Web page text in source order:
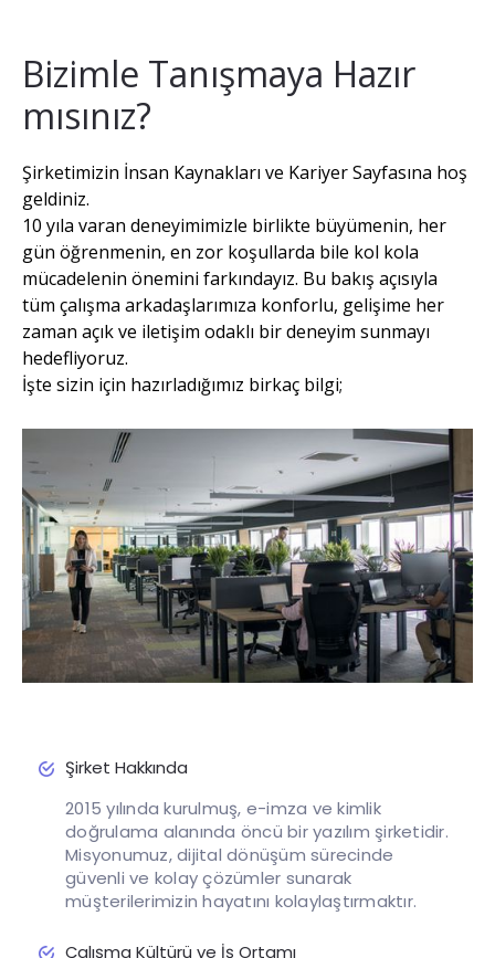
Bizimle Tanışmaya Hazır
mısınız?
Şirketimizin İnsan Kaynakları ve Kariyer Sayfasına hoş
geldiniz.
10 yıla varan deneyimimizle birlikte büyümenin, her
gün öğrenmenin, en zor koşullarda bile kol kola
mücadelenin önemini farkındayız. Bu bakış açısıyla
tüm çalışma arkadaşlarımıza konforlu, gelişime her
zaman açık ve iletişim odaklı bir deneyim sunmayı
hedefliyoruz.
İşte sizin için hazırladığımız birkaç bilgi;
Şirket Hakkında
2015 yılında kurulmuş, e-imza ve kimlik
doğrulama alanında öncü bir yazılım şirketidir.
Misyonumuz, dijital dönüşüm sürecinde
güvenli ve kolay çözümler sunarak
müşterilerimizin hayatını kolaylaştırmaktır.
Çalışma Kültürü ve İş Ortamı